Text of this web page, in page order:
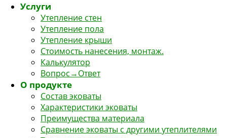
Услуги
Утепление стен
Утепление пола
Утепление крыши
Стоимость нанесения, монтаж.
Калькулятор
Вопрос→Ответ
О продукте
Состав эковаты
Характеристики эковаты
Преимущества материала
Сравнение эковаты с другими утеплителями